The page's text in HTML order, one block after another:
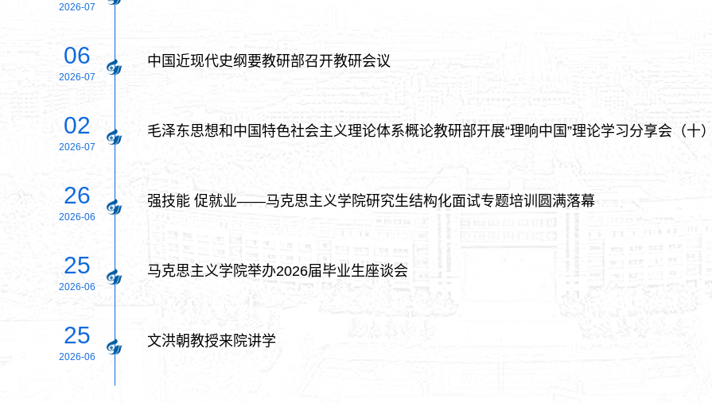
2026-07
06
2026-07
中国近现代史纲要教研部召开教研会议
02
2026-07
毛泽东思想和中国特色社会主义理论体系概论教研部开展“理响中国”理论学习分享会（十）
26
2026-06
强技能 促就业——马克思主义学院研究生结构化面试专题培训圆满落幕
25
2026-06
马克思主义学院举办2026届毕业生座谈会
25
2026-06
文洪朝教授来院讲学